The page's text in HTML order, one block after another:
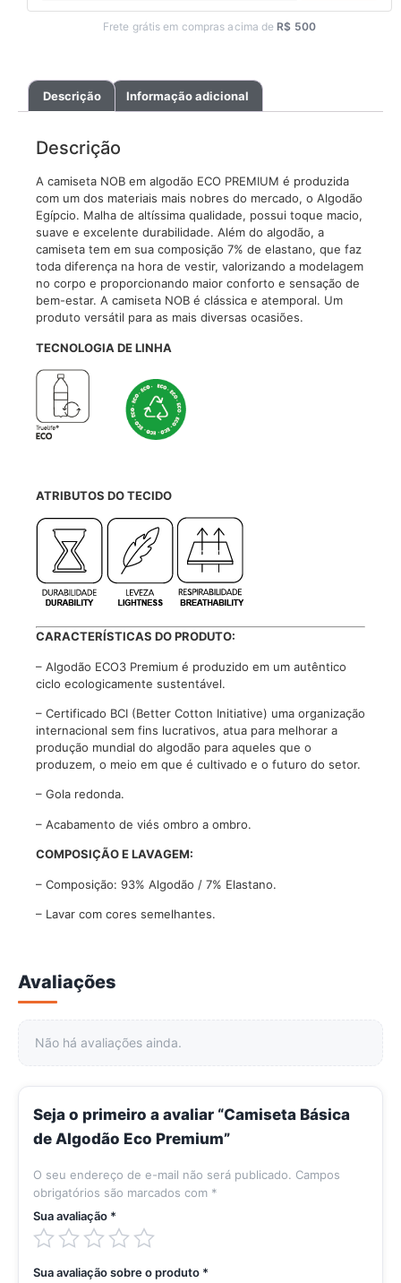
Frete grátis em compras acima de R$ 500
Descrição Informação adicional
Descrição
A camiseta NOB em algodão ECO PREMIUM é produzida
com um dos materiais mais nobres do mercado, o Algodão
Egípcio. Malha de altíssima qualidade, possui toque macio,
suave e excelente durabilidade. Além do algodão, a
camiseta tem em sua composição 7% de elastano, que faz
toda diferença na hora de vestir, valorizando a modelagem
no corpo e proporcionando maior conforto e sensação de
bem-estar. A camiseta NOB é clássica e atemporal. Um
produto versátil para as mais diversas ocasiões.
TECNOLOGIA DE LINHA
ATRIBUTOS DO TECIDO
CARACTERÍSTICAS DO PRODUTO:
– Algodão ECO3 Premium é produzido em um autêntico
ciclo ecologicamente sustentável.
– Certificado BCI (Better Cotton Initiative) uma organização
internacional sem fins lucrativos, atua para melhorar a
produção mundial do algodão para aqueles que o
produzem, o meio em que é cultivado e o futuro do setor.
– Gola redonda.
– Acabamento de viés ombro a ombro.
COMPOSIÇÃO E LAVAGEM:
– Composição: 93% Algodão / 7% Elastano.
– Lavar com cores semelhantes.
Avaliações
Não há avaliações ainda.
Seja o primeiro a avaliar “Camiseta Básica
de Algodão Eco Premium”
O seu endereço de e-mail não será publicado. Campos
obrigatórios são marcados com *
Sua avaliação *
Sua avaliação sobre o produto *